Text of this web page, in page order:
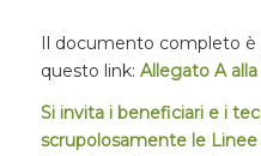
Il documento completo
questo link: Allegato A
Si invita i beneficiari e i
scrupolosamente le